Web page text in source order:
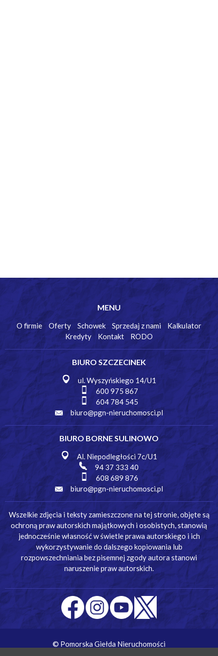
MENU
O firmie Oferty Schowek Sprzedaj z nami
Kalkulator
Kredyty
Kontakt RODO
BIURO SZCZECINEK
ul. Wyszyńskiego 14/U1
600 975 867
604 784 545
biuro@pgn-nieruchomosci.pl
BIURO BORNE SULINOWO
Al. Niepodległości 7c/U1
94 37 333 40
608 689 876
biuro@pgn-nieruchomosci.pl
Wszelkie zdjęcia i teksty zamieszczone na tej stronie, objęte są
ochroną praw autorskich majątkowych i osobistych, stanowią
jednocześnie własność w świetle prawa autorskiego i ich
wykorzystywanie do dalszego kopiowania lub
rozpowszechniania bez pisemnej zgody autora stanowi
naruszenie praw autorskich.
© Pomorska Giełda Nieruchomości